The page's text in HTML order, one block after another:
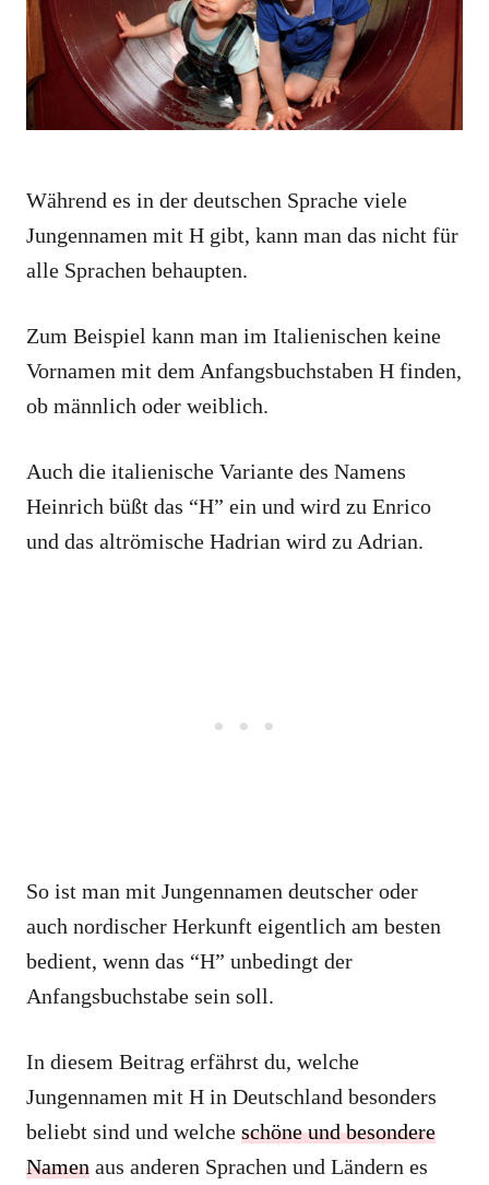
s
Während es in der deutschen Sprache viele
Jungennamen mit H gibt, kann man das nicht für
alle Sprachen behaupten.
Zum Beispiel kann man im Italienischen keine
Vornamen mit dem Anfangsbuchstaben H finden,
ob männlich oder weiblich.
Auch die italienische Variante des Namens
Heinrich büßt das “H” ein und wird zu Enrico
und das altrömische Hadrian wird zu Adrian.
So ist man mit Jungennamen deutscher oder
auch nordischer Herkunft eigentlich am besten
bedient, wenn das “H” unbedingt der
Anfangsbuchstabe sein soll.
In diesem Beitrag erfährst du, welche
Jungennamen mit H in Deutschland besonders
beliebt sind und welche schöne und besondere
Namen aus anderen Sprachen und Ländern es